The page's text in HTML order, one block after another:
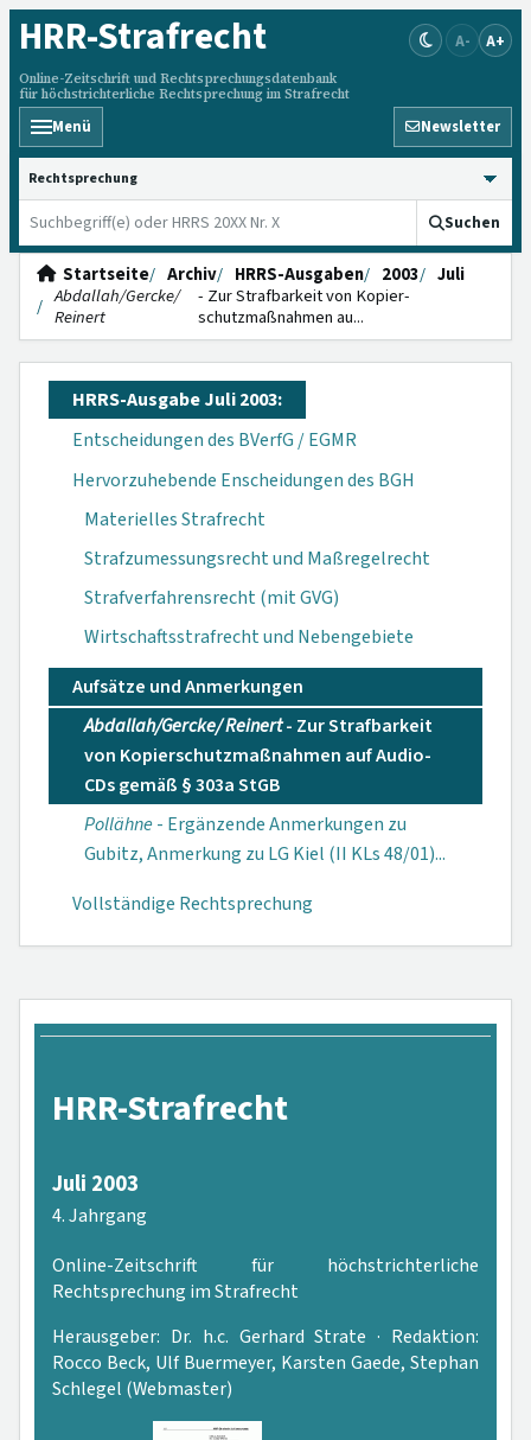
HRR-Strafrecht
Online-Zeitschrift und Rechtsprechungsdatenbank
für höchstrichterliche Rechtsprechung im Strafrecht
A- A+
Menü Newsletter
HRRS durchsuchen
Suchen
Startseite Archiv HRRS-Ausgaben 2003
Juli
Abdallah/Gercke/
Reinert
- Zur Straf­barkeit von Kopier­
schutzmaßnahmen au...
HRRS-Ausgabe Juli 2003:
Entscheidungen des BVerfG / EGMR
Hervorzuhebende Enscheidungen des BGH
Materielles Strafrecht
Strafzumessungsrecht und Maßregelrecht
Strafverfahrensrecht (mit GVG)
Wirtschaftsstrafrecht und Nebengebiete
Aufsätze und Anmerkungen
Abdallah/Gercke/ Reinert- Zur Straf­barkeit
von Kopier­schutzmaßnahmen auf Audio-
CDs gemäß § 303a StGB
Pollähne- Er­gänzende Anmer­kungen zu
Gubitz, Anmerkung zu LG Kiel (II KLs 48/01)...
Vollständige Rechtsprechung
HRR-Strafrecht
Juli 2003
4. Jahrgang
Online-Zeitschrift für höchstrichterliche
Rechtsprechung im Strafrecht
Herausgeber: Dr. h.c. Gerhard Strate · Redaktion:
Rocco Beck, Ulf Buermeyer, Karsten Gaede, Stephan
Schlegel (Webmaster)